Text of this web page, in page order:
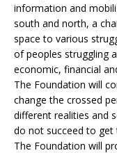
information and
south and north, a
space to various
of peoples struggling
economic, financial
The Foundation will
change the crossed
different realities and
do not succeed to get
The Foundation will